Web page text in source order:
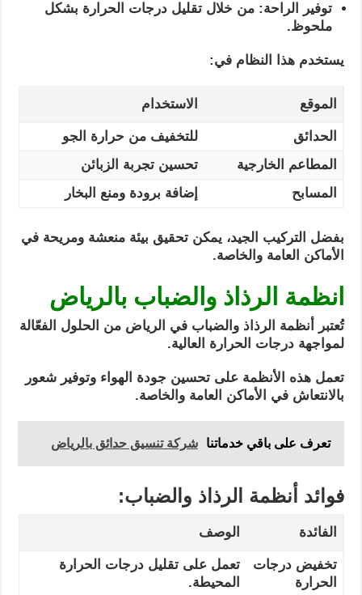
توفير الراحة: من خلال تقليل درجات الحرارة بشكل
ملحوظ.
يستخدم هذا النظام في:
الموقع الاستخدام
الحدائق
للتخفيف من حرارة الجو
المطاعم الخارجية
تحسين تجربة الزبائن
المسابح
إضافة برودة ومنع البخار
بفضل التركيب الجيد، يمكن تحقيق بيئة منعشة ومريحة في
الأماكن العامة والخاصة.
انظمة الرذاذ والضباب بالرياض
تُعتبر أنظمة الرذاذ والضباب في الرياض من الحلول الفعّالة
لمواجهة درجات الحرارة العالية.
تعمل هذه الأنظمة على تحسين جودة الهواء وتوفير شعور
بالانتعاش في الأماكن العامة والخاصة.
تعرف على باقي خدماتنا شركة تنسيق حدائق بالرياض
فوائد أنظمة الرذاذ والضباب:
الفائدة الوصف
تخفيض درجات
الحرارة
تعمل على تقليل درجات الحرارة
المحيطة.